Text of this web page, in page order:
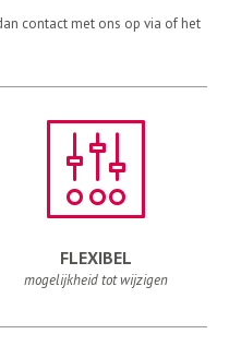
contact met ons op via of het
FLEXIBEL
mogelijkheid tot wijzigen